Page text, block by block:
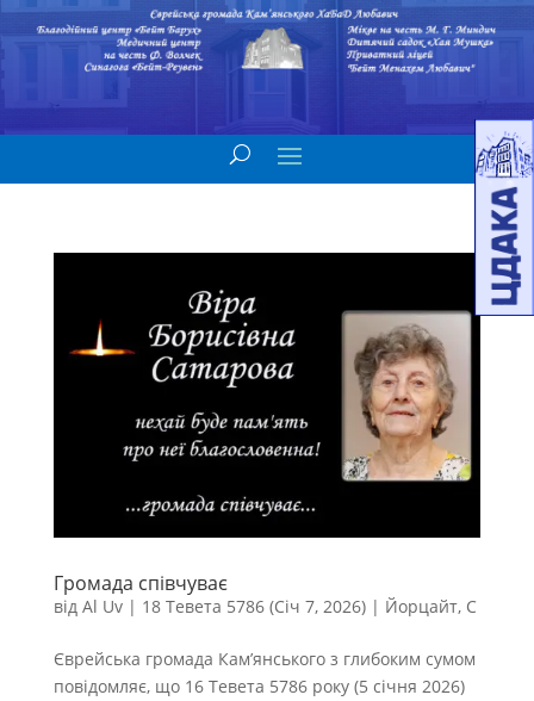
Громада співчуває
від Al Uv| 18 Тевета 5786 (Січ 7, 2026)| Йорцайт, С
Єврейська громада Кам’янського з глибоким сумом
повідомляє, що 16 Тевета 5786 року (5 січня 2026)